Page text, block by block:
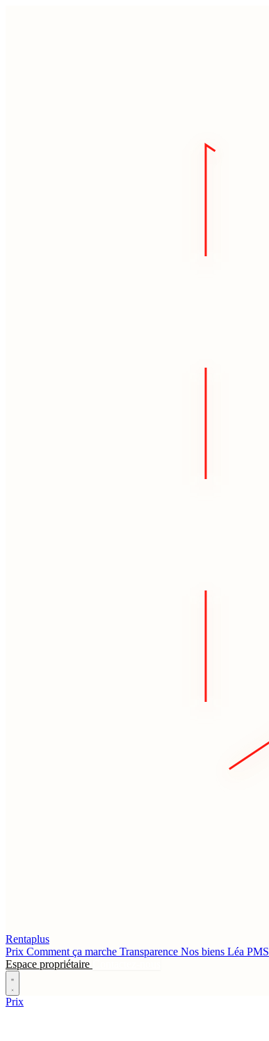
Rentaplus
Prix Comment ça marche Transparence Nos biens Léa PMS
Espace propriétaire
Prix